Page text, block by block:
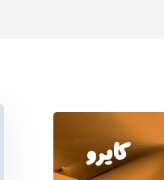
کایرو